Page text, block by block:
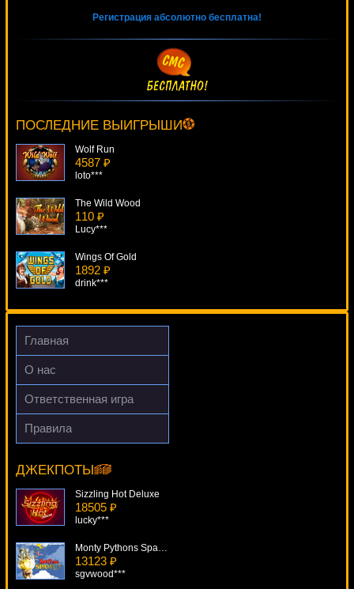
Регистрация абсолютно бесплатна!
ПОСЛЕДНИЕ ВЫИГРЫШИ
mgarkunov***
Wolf Run
4587 ₽
loto***
The Wild Wood
110 ₽
Lucy***
Wings Of Gold
1892 ₽
drink***
Harveys
3633 ₽
aleg***
Главная
О нас
Ответственная игра
Правила
ДЖЕКПОТЫ
Chukchi Man
Lucy***
Sizzling Hot Deluxe
18505 ₽
lucky***
Monty Pythons Spamalot
13123 ₽
sgvwood***